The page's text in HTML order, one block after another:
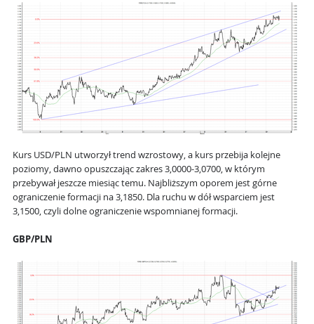
Kurs USD/PLN utworzył trend wzrostowy, a kurs przebija kolejne
poziomy, dawno opuszczając zakres 3,0000-3,0700, w którym
przebywał jeszcze miesiąc temu. Najbliższym oporem jest górne
ograniczenie formacji na 3,1850. Dla ruchu w dół wsparciem jest
3,1500, czyli dolne ograniczenie wspomnianej formacji.
GBP/PLN